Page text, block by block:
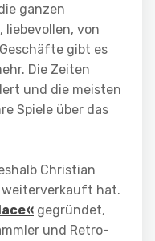
ganzen
liebevollen, von
gibt es
Die Zeiten
und die meisten
Spiele über das
Christian
weiterverkauft hat.
gegründet,
und Retro-